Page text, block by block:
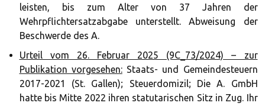
leisten, bis zum Alter von 37 Jahren der
Wehrpflichtersatzabgabe unterstellt. Abweisung der
Beschwerde des A.
Urteil vom 26. Februar 2025 (9C_73/2024) – zur
Publikation vorgesehen:Staats- und Gemeindesteuern
2017-2021 (St. Gallen); Steuerdomizil; Die A. GmbH
hatte bis Mitte 2022 ihren statutarischen Sitz in Zug. Ihr